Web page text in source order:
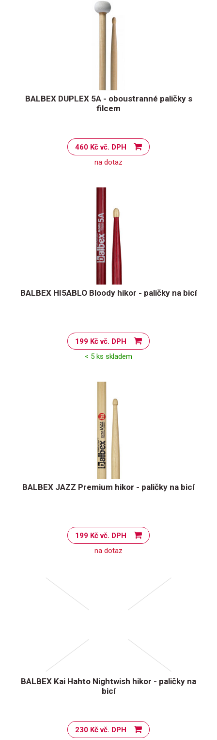
BALBEX DUPLEX 5A - oboustranné paličky s
filcem
460 Kč vč. DPH
na dotaz
BALBEX HI5ABLO Bloody hikor - paličky na bicí
199 Kč vč. DPH
< 5 ks skladem
BALBEX JAZZ Premium hikor - paličky na bicí
199 Kč vč. DPH
na dotaz
BALBEX Kai Hahto Nightwish hikor - paličky na
bicí
230 Kč vč. DPH